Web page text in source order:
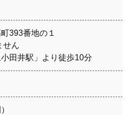
393番地の１
せん
田井駅」より徒歩10分